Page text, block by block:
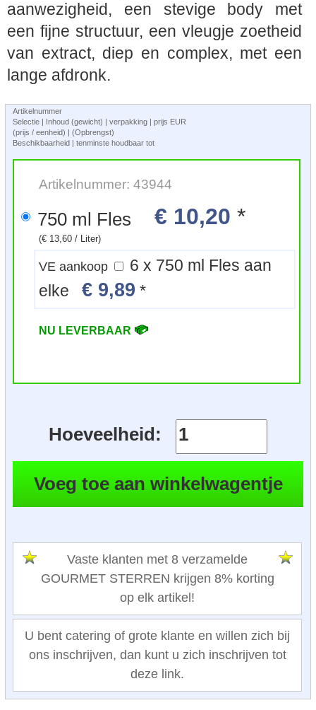
aanwezigheid, een stevige body met
een fijne structuur, een vleugje zoetheid
van extract, diep en complex, met een
lange afdronk.
Artikelnummer
Selectie | Inhoud (gewicht) | verpakking | prijs EUR
(prijs / eenheid) | (Opbrengst)
Beschikbaarheid | tenminste houdbaar tot
Artikelnummer: 43944
750 ml Fles € 10,20 *
(€ 13,60 / Liter)
VE aankoop
6 x 750 ml Fles aan
elke€ 9,89 *
NU LEVERBAAR
Hoeveelheid:
Vaste klanten met 8 verzamelde
GOURMET STERREN krijgen 8% korting
op elk artikel!
U bent catering of grote klante en willen zich bij
ons inschrijven, dan kunt u zich inschrijven tot
deze link.